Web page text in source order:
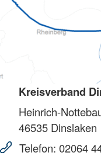
Kreisverband
Heinrich-
46535 Dinslaken
Telefon: 02064